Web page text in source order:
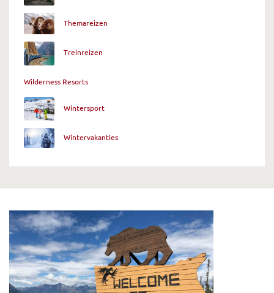
Themareizen
Treinreizen
Wilderness Resorts
Wintersport
Wintervakanties